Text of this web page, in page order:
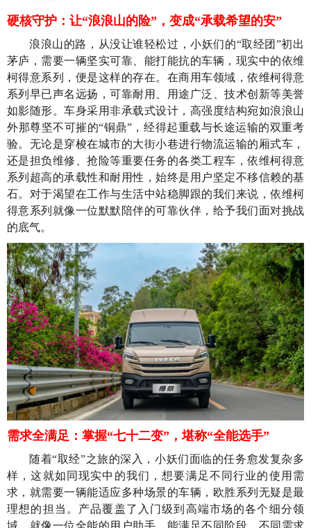
硬核守护：让“浪浪山的险”，变成“承载希望的安”
浪浪山的路，从没让谁轻松过，小妖们的“取经团”初出
茅庐，需要一辆坚实可靠、能打能抗的车辆，现实中的依维
柯得意系列，便是这样的存在。在商用车领域，依维柯得意
系列早已声名远扬，可靠耐用、用途广泛、技术创新等美誉
如影随形。车身采用非承载式设计，高强度结构宛如浪浪山
外那尊坚不可摧的“铜鼎”，经得起重载与长途运输的双重考
验。无论是穿梭在城市的大街小巷进行物流运输的厢式车，
还是担负维修、抢险等重要任务的各类工程车，依维柯得意
系列超高的承载性和耐用性，始终是用户坚定不移信赖的基
石。对于渴望在工作与生活中站稳脚跟的我们来说，依维柯
得意系列就像一位默默陪伴的可靠伙伴，给予我们面对挑战
的底气。
需求全满足：掌握“七十二变”，堪称“全能选手”
随着“取经”之旅的深入，小妖们面临的任务愈发复杂多
样，这就如同现实中的我们，想要满足不同行业的使用需
求，就需要一辆能适应多种场景的车辆，欧胜系列无疑是最
理想的担当。产品覆盖了入门级到高端市场的各个细分领
域，就像一位全能的用户助手，能满足不同阶段、不同需求